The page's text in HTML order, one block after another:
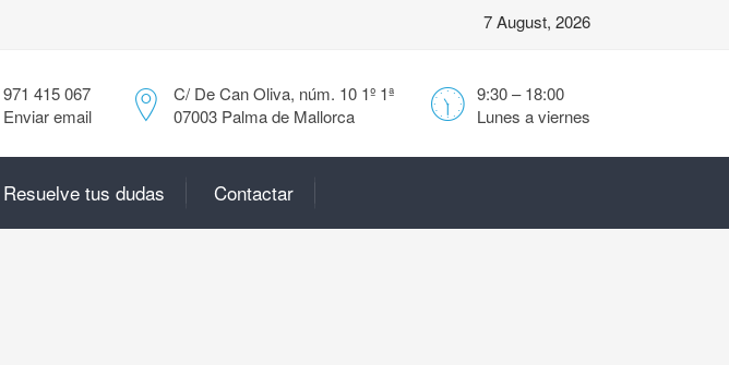
7 August, 2026
9:30 – 18:00
Lunes a viernes
C/ De Can Oliva, núm. 10 1º 1ª
07003 Palma de Mallorca
971 415 067
Enviar email
Resuelve tus dudas Contactar